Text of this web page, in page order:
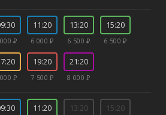
₽
11:20
6 000 ₽
13:20
6 500 ₽
15:20
6 500 ₽
₽
19:20
7 500 ₽
21:20
8 000 ₽
11:20 13:20 15:20